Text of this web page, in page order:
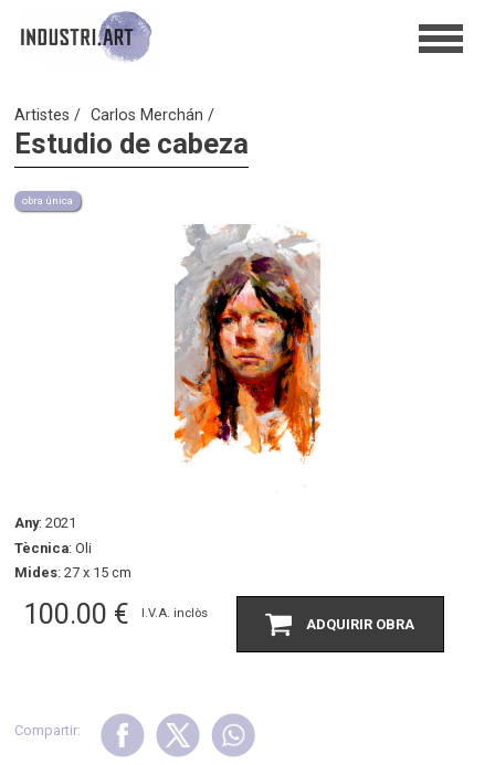
Artistes Carlos Merchán
Estudio de cabeza
obra única
Any: 2021
Tècnica: Oli
Mides: 27 x 15 cm
100.00 € I.V.A. inclòs
ADQUIRIR OBRA
Compartir: